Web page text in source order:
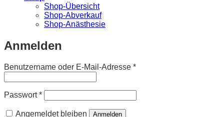
Shop-Übersicht
Shop-Abverkauf
Shop-Anästhesie
Anmelden
Benutzername oder E-Mail-Adresse *Erforderlich
Passwort*Erforderlich
Angemeldet bleiben Anmelden